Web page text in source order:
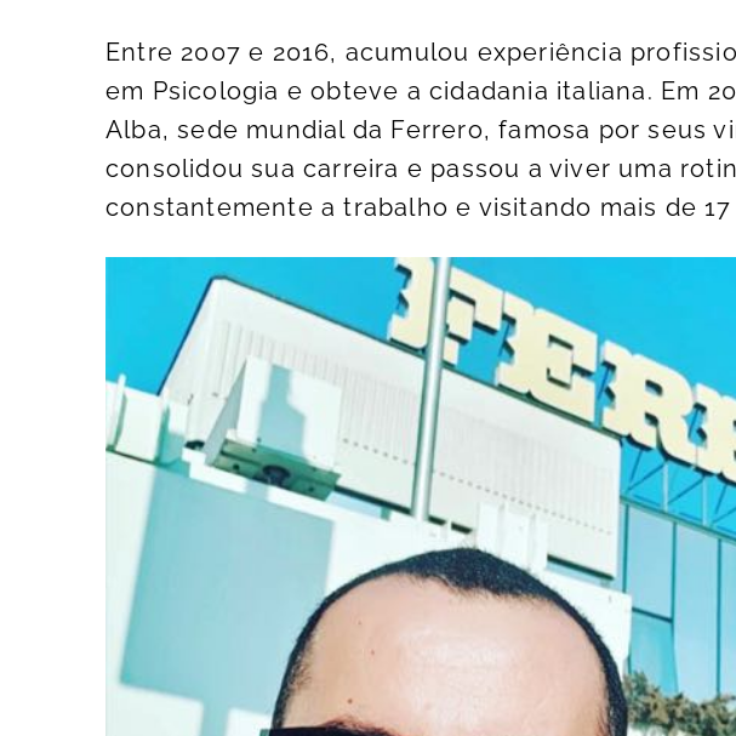
Entre 2007 e 2016, acumulou experiência
em Psicologia e obteve a cidadania italiana. Em
Alba, sede mundial da Ferrero, famosa por seus
consolidou sua carreira e passou a viver uma
constantemente a trabalho e visitando mais de 17